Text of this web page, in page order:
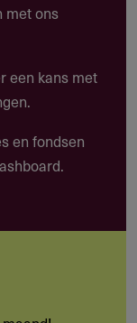
en partners
en vrijwilligers
in
met ons
een kans met
en fondsen